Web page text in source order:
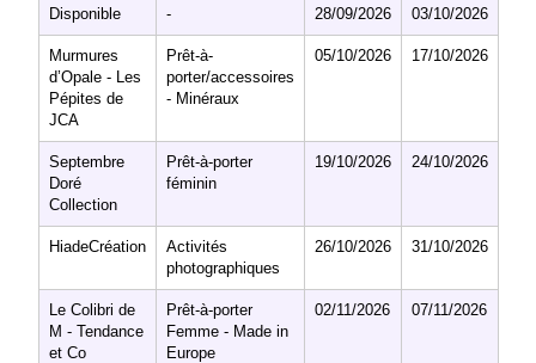
Disponible - 28/09/2026 03/10/2026
Murmures
d’Opale - Les
Pépites de
JCA
Prêt-à-
porter/accessoires
- Minéraux
05/10/2026 17/10/2026
Septembre
Doré
Collection
Prêt-à-porter
féminin
19/10/2026 24/10/2026
HiadeCréation
Activités
photographiques
26/10/2026 31/10/2026
Le Colibri de
M - Tendance
et Co
Prêt-à-porter
Femme - Made in
Europe
02/11/2026 07/11/2026